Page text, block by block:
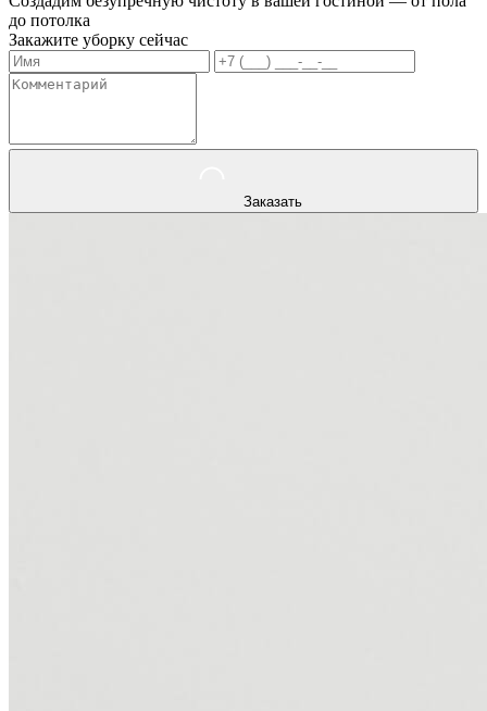
до потолка
Закажите уборку сейчас
Заказать